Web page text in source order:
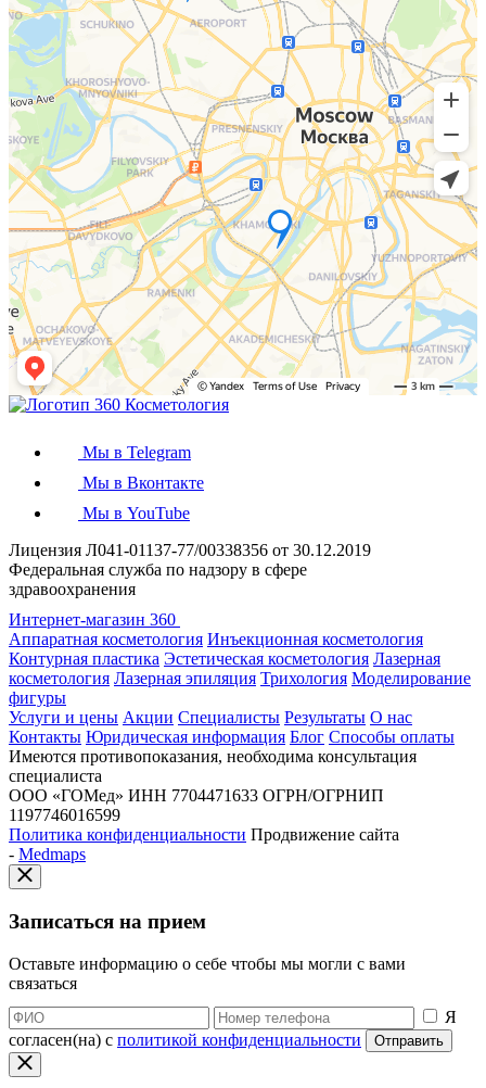
Мы в Telegram
Мы в Вконтакте
Мы в YouTube
Лицензия Л041-01137-77/00338356 от 30.12.2019
Федеральная служба по надзору в сфере
здравоохранения
Интернет-магазин 360
Аппаратная косметология Инъекционная косметология
Контурная пластика Эстетическая косметология Лазерная
косметология Лазерная эпиляция Трихология Моделирование
фигуры
Услуги и цены Акции Специалисты Результаты О нас
Контакты Юридическая информация Блог Способы оплаты
Имеются противопоказания, необходима консультация
специалиста
ООО «ГОМед» ИНН 7704471633 ОГРН/ОГРНИП
1197746016599
Политика конфиденциальности Продвижение сайта
- Medmaps
Записаться на прием
Оставьте информацию о себе чтобы мы могли с вами
связаться
Я
согласен(на) с политикой конфиденциальности Отправить